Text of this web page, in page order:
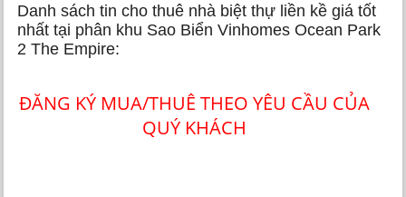
Danh sách tin cho thuê nhà biệt thự liền kề giá tốt
nhất tại phân khu Sao Biển Vinhomes Ocean Park
2 The Empire:
ĐĂNG KÝ MUA/THUÊ THEO YÊU CẦU CỦA
QUÝ KHÁCH